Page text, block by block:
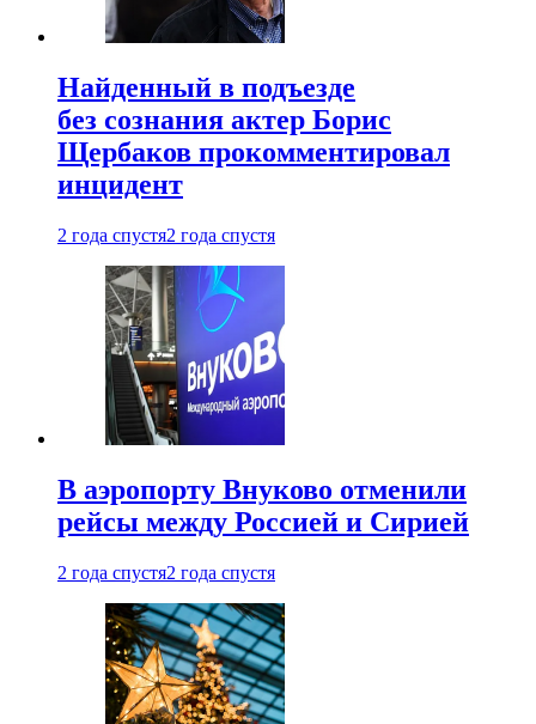
Найденный в подъезде
без сознания актер Борис
Щербаков прокомментировал
инцидент
2 года спустя2 года спустя
В аэропорту Внуково отменили
рейсы между Россией и Сирией
2 года спустя2 года спустя